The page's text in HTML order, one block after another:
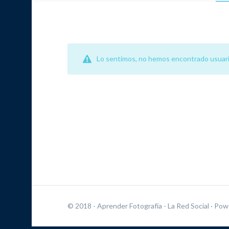
Lo sentimos, no hemos encontrado
© 2018 - Aprender Fotografía - La Red Social ·